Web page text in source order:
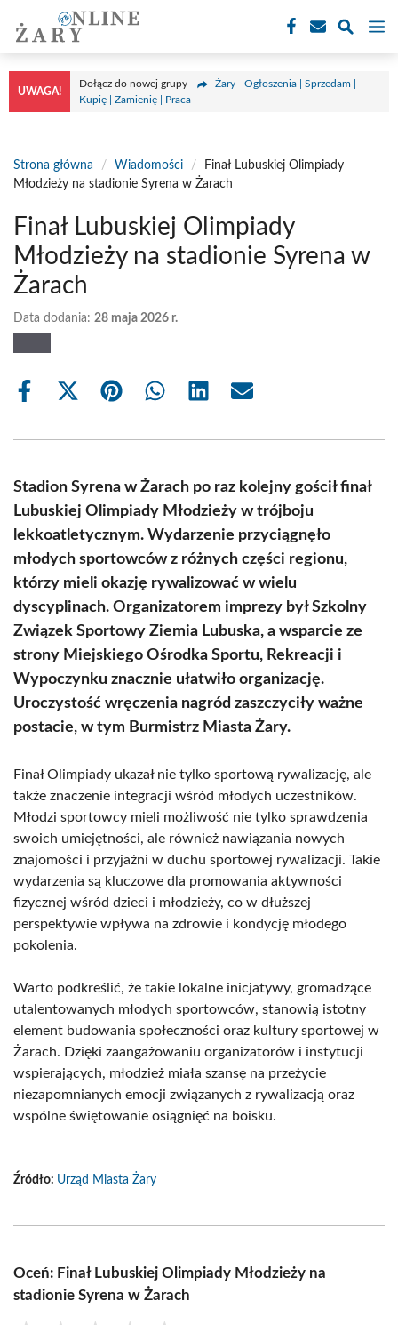
treści
UWAGA!
Dołącz do nowej grupy
Żary - Ogłoszenia | Sprzedam |
Kupię | Zamienię | Praca
Strona główna / Wiadomości /
Finał Lubuskiej Olimpiady
Młodzieży na stadionie Syrena w Żarach
Finał Lubuskiej Olimpiady
Młodzieży na stadionie Syrena w
Żarach
Data dodania: 28 maja 2026 r.
Share
Share
(Twitter)
Share Share Share Share
Stadion Syrena w Żarach po raz kolejny gościł finał
Lubuskiej Olimpiady Młodzieży w trójboju
lekkoatletycznym. Wydarzenie przyciągnęło
młodych sportowców z różnych części regionu,
którzy mieli okazję rywalizować w wielu
dyscyplinach. Organizatorem imprezy był Szkolny
Związek Sportowy Ziemia Lubuska, a wsparcie ze
strony Miejskiego Ośrodka Sportu, Rekreacji i
Wypoczynku znacznie ułatwiło organizację.
Uroczystość wręczenia nagród zaszczyciły ważne
postacie, w tym Burmistrz Miasta Żary.
Finał Olimpiady ukazał nie tylko sportową rywalizację, ale
także znaczenie integracji wśród młodych uczestników.
Młodzi sportowcy mieli możliwość nie tylko sprawdzenia
swoich umiejętności, ale również nawiązania nowych
znajomości i przyjaźni w duchu sportowej rywalizacji. Takie
wydarzenia są kluczowe dla promowania aktywności
fizycznej wśród dzieci i młodzieży, co w dłuższej
perspektywie wpływa na zdrowie i kondycję młodego
pokolenia.
Warto podkreślić, że takie lokalne inicjatywy, gromadzące
utalentowanych młodych sportowców, stanowią istotny
element budowania społeczności oraz kultury sportowej w
Żarach. Dzięki zaangażowaniu organizatorów i instytucji
wspierających, młodzież miała szansę na przeżycie
niezapomnianych emocji związanych z rywalizacją oraz
wspólne świętowanie osiągnięć na boisku.
Źródło: Urząd Miasta Żary
Oceń: Finał Lubuskiej Olimpiady Młodzieży na
stadionie Syrena w Żarach